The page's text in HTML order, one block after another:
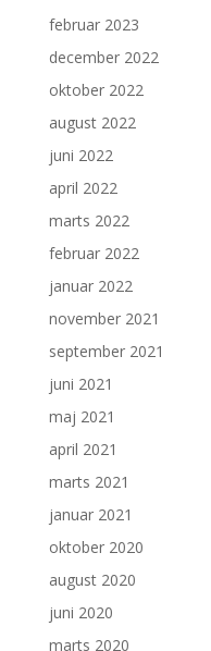
februar 2023
december 2022
oktober 2022
august 2022
juni 2022
april 2022
marts 2022
februar 2022
januar 2022
november 2021
september 2021
juni 2021
maj 2021
april 2021
marts 2021
januar 2021
oktober 2020
august 2020
juni 2020
marts 2020